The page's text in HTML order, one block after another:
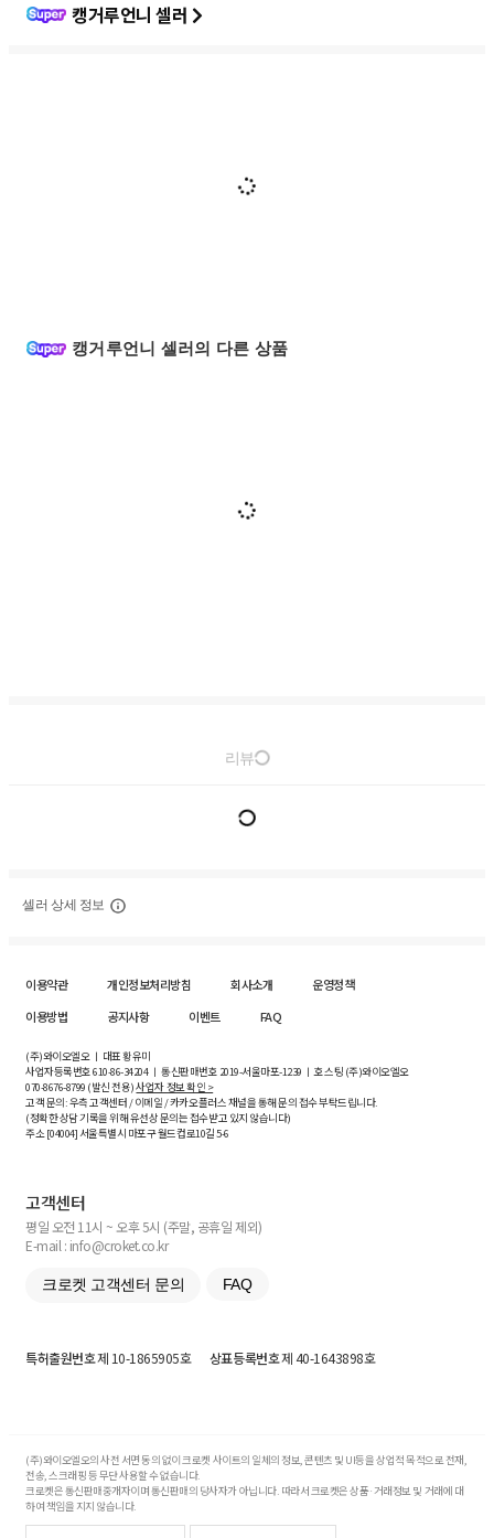
캥거루언니 셀러
캥거루언니 셀러의 다른 상품
리뷰
셀러 상세 정보
이용약관 개인정보처리방침 회사소개
운영정책
이용방법
공지사항 이벤트 FAQ
(주)와이오엘오 ㅣ 대표 황유미
사업자등록번호610-86-34204ㅣ 통신판매번호 2019-서울마포-1239 ㅣ 호스팅 (주)와이오엘오
070-8676-8799 (발신 전용)사업자 정보 확인 >
고객 문의: 우측 고객센터 / 이메일 / 카카오플러스 채널을 통해 문의 접수 부탁드립니다.
(정확한 상담 기록을 위해 유선상 문의는 접수받고 있지 않습니다)
주소 [04004] 서울특별시 마포구 월드컵로10길5-6
고객센터
평일 오전 11시 ~ 오후 5시 (주말, 공휴일 제외)
E-mail : info@croket.co.kr
크로켓 고객센터 문의 FAQ
특허출원번호제 10-1865905호 상표등록번호제 40-1643898호
(주)와이오엘오의 사전 서면 동의 없이 크로켓 사이트의 일체의 정보, 콘텐츠 및 UI등을 상업적 목적으로 전재,
전송, 스크래핑 등 무단 사용할 수 없습니다.
크로켓은 통신판매중개자이며 통신판매의 당사자가 아닙니다. 따라서 크로켓은 상품·거래정보 및 거래에 대
하여 책임을 지지 않습니다.